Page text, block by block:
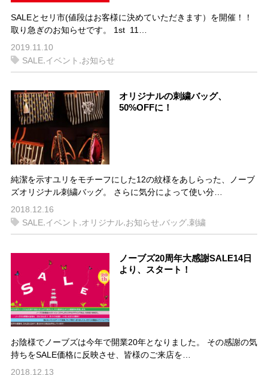
SALEとセリ市(値段はお客様に決めていただきます）を開催！！
取り急ぎのお知らせです。 1st 11…
2019.11.10
SALE イベント お知らせ
オリジナルの刺繍バッグ、
50%OFFに！
純潔を示すユリをモチーフにした12の紋様をあしらった、ノーブ
ズオリジナル刺繍バッグ。 さらに気分によって使い分…
2018.12.16
SALE,イベント ,オリジナル,お知らせ,バッグ,刺繍
ノーブズ20周年大感謝SALE14日
より、スタート！
お陰様でノーブズは今年で開業20年となりました。 その感謝の気
持ちをSALE価格に反映させ、皆様のご来店を…
2018.12.13